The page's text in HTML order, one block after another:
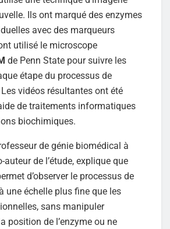
Ils ont marqué des enzymes
avec des marqueurs
utilisé le microscope
de Penn State pour suivre les
étape du processus de
vidéos résultantes ont été
de traitements informatiques
biochimiques.
de génie biomédical à
auteur de l’étude, explique que
d’observer le processus de
une échelle plus fine que les
sans manipuler
position de l’enzyme ou ne